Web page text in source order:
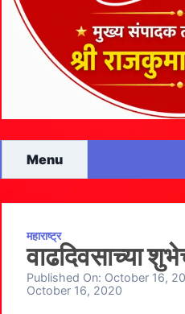
Menu
महाराष्ट्र
वाढदिवसाच्या
Published On: October 16,
October 16, 2020